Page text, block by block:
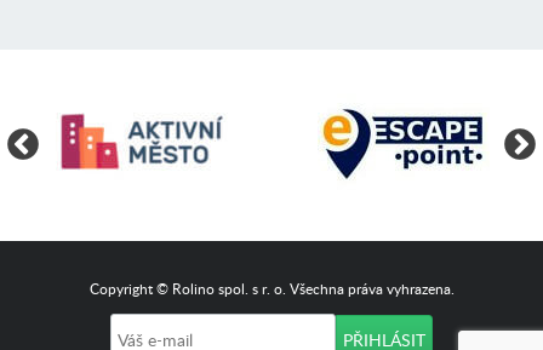
Copyright © Rolino spol. s r. o. Všechna práva vyhrazena.